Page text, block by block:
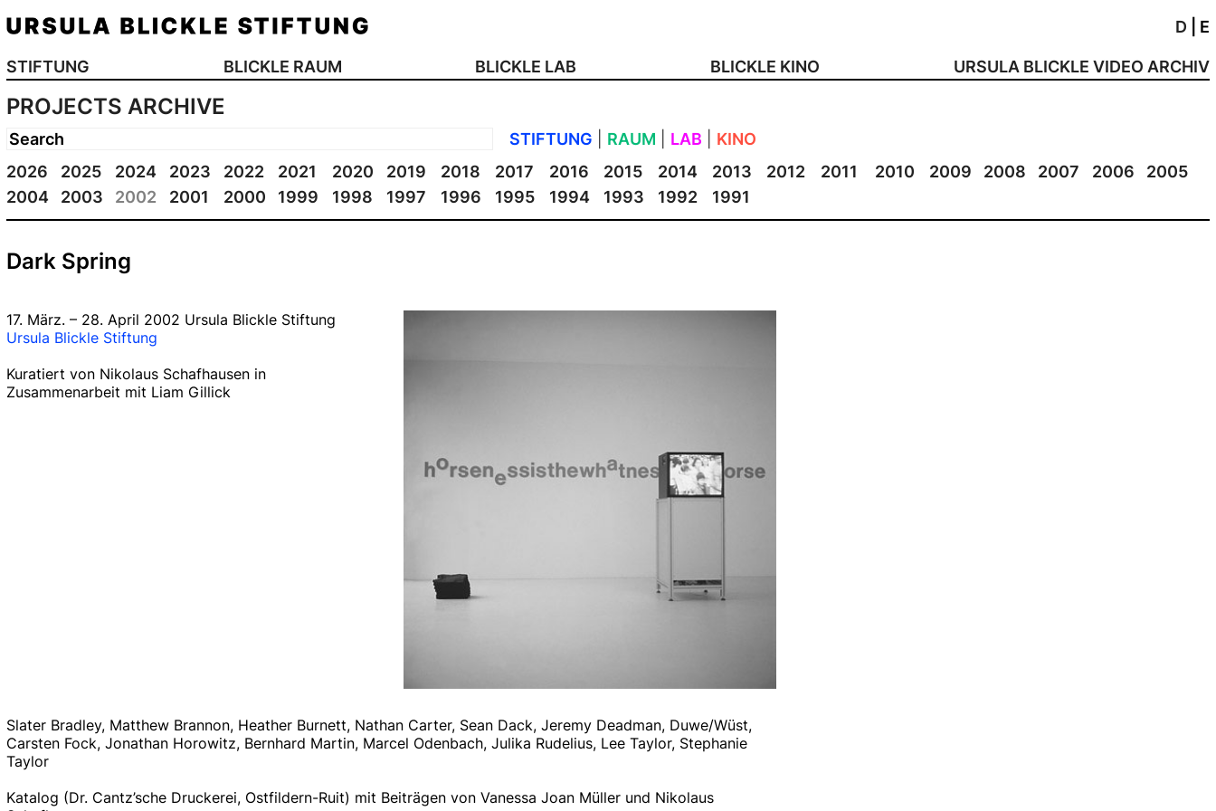
D E
STIFTUNG BLICKLE RAUM BLICKLE LAB BLICKLE KINO URSULA BLICKLE VIDEO ARCHIV
PROJECTS ARCHIVE
STIFTUNG RAUM LAB
KINO
2026
2025 2024 2023 2022 2021 2020 2019 2018 2017 2016 2015 2014 2013 2012 2011 2010 2009 2008 2007 2006
2005
2004
2003 2002 2001 2000 1999 1998 1997 1996 1995 1994 1993 1992 1991
Dark Spring
17. März. – 28. April 2002 Ursula Blickle Stiftung
Ursula Blickle Stiftung
Kuratiert von Nikolaus Schafhausen in
Zusammenarbeit mit Liam Gillick
Slater Bradley, Matthew Brannon, Heather Burnett, Nathan Carter, Sean Dack, Jeremy Deadman, Duwe/Wüst,
Carsten Fock, Jonathan Horowitz, Bernhard Martin, Marcel Odenbach, Julika Rudelius, Lee Taylor, Stephanie
Taylor
Katalog (Dr. Cantz’sche Druckerei, Ostfildern-Ruit) mit Beiträgen von Vanessa Joan Müller und Nikolaus